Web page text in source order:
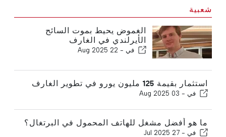
شعبية
الغموض يحيط بموت السائح
الأيرلندي في الغارف
في - 22 Aug 2025
استثمار بقيمة 125 مليون يورو في تطوير الغارف
في - 03 Aug 2025
ما هو أفضل مشغل للهاتف المحمول في البرتغال؟
في - 27 Jul 2025